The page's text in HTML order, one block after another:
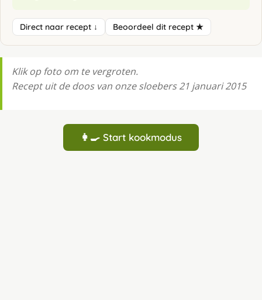
Direct naar recept ↓ Beoordeel dit recept ★
Klik op foto om te vergroten.
Recept uit de doos van onze sloebers 21 januari 2015
👩‍🍳 Start kookmodus